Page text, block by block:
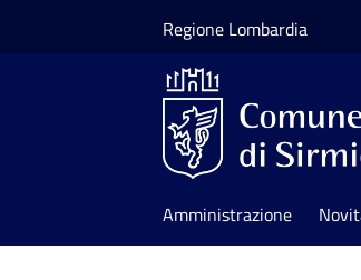
Regione Lombardia
Amministrazione